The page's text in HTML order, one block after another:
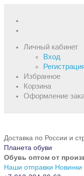
Личный кабинет
Вход
Избранное
Корзина
Оформление
Доставка по России и
Планета обуви
Обувь оптом от
Наши отправки Новинки